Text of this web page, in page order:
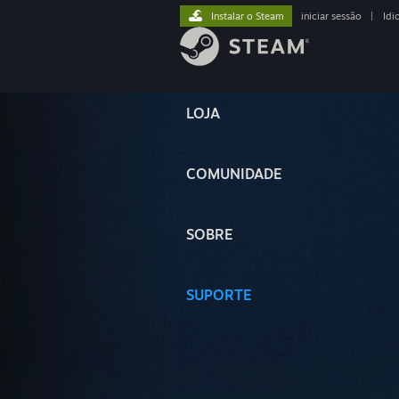
LOJA
COMUNIDADE
SOBRE
SUPORTE
Instalar o Steam iniciar sessão